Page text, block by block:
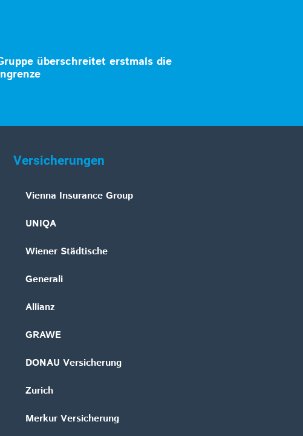
überschreitet erstmals die
Versicherungen
Vienna Insurance Group
UNIQA
Wiener Städtische
Generali
Allianz
GRAWE
DONAU Versicherung
Zurich
Merkur Versicherung